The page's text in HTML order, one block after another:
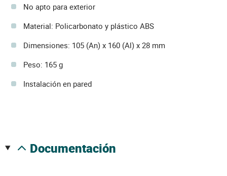
No apto para exterior
Material: Policarbonato y plástico ABS
Dimensiones: 105 (An) x 160 (Al) x 28 mm
Peso: 165 g
Instalación en pared
documentación